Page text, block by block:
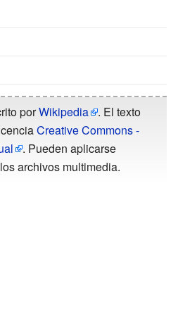
porWikipedia
. El texto
Creative Commons -
. Pueden aplicarse
archivos multimedia.